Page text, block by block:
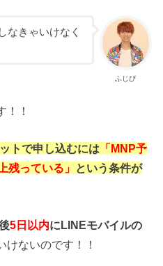
ふじぴ
なきゃいけなく
！！
トで申し込むには 「MNP予
残っている」 という条件が
5日以内にLINEモバイルの
けないのです！！